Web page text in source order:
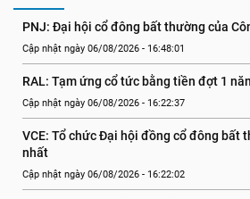
PNJ: Đại hội cổ đông bất thường của
Cập nhật ngày 06/08/2026 - 16:48:01
RAL: Tạm ứng cổ tức bằng tiền đợt 1
Cập nhật ngày 06/08/2026 - 16:22:37
VCE: Tổ chức Đại hội đồng cổ đông bất
nhất
Cập nhật ngày 06/08/2026 - 16:22:02